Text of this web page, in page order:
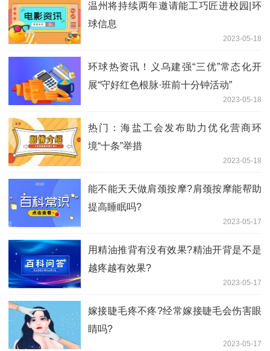
温州将持续两年邀请能工巧匠进校园|环
球信息
2023-05-18
环球热资讯！义乌建强“三优”常态化开
展“守好红色根脉·班前十分钟活动”
2023-05-18
热门：海盐工会发布助力优化营商环
境“十条”举措
2023-05-18
能不能天天做肩颈按摩?肩颈按摩能帮助
提高睡眠吗?
2023-05-17
用精油推背有没有效果?精油开背是不是
越疼越有效果?
2023-05-17
嫁接睫毛疼不疼?经常嫁接睫毛会伤害眼
睛吗?
2023-05-17